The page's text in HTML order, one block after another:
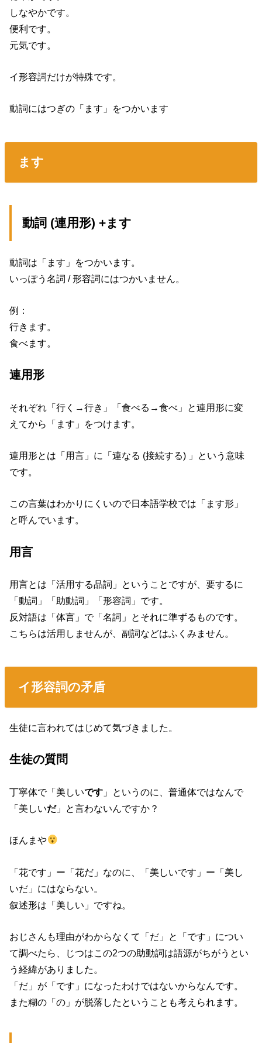
しなやかです。
便利です。
元気です。
イ形容詞だけが特殊です。
動詞にはつぎの「ます」をつかいます
ます
動詞 (連用形) +ます
動詞は「ます」をつかいます。
いっぽう名詞 / 形容詞にはつかいません。
例：
行きます。
食べます。
連用形
それぞれ「行く→行き」「食べる→食べ」と連用形に変
えてから「ます」をつけます。
連用形とは「用言」に「連なる (接続する) 」という意味
です。
この言葉はわかりにくいので日本語学校では「ます形」
と呼んでいます。
用言
用言とは「活用する品詞」ということですが、要するに
「動詞」「助動詞」「形容詞」です。
反対語は「体言」で「名詞」とそれに準ずるものです。
こちらは活用しませんが、副詞などはふくみません。
イ形容詞の矛盾
生徒に言われてはじめて気づきました。
生徒の質問
丁寧体で「美しいです 」というのに、普通体ではなんで
「美しいだ」と言わないんですか？
ほんまや
「花です」ー「花だ」なのに、「美しいです」ー「美し
いだ」にはならない。
叙述形は「美しい」ですね。
おじさんも理由がわからなくて「だ」と「です」につい
て調べたら、じつはこの2つの助動詞は語源がちがうとい
う経緯がありました。
「だ」が「です」になったわけではないからなんです。
また糊の「の」が脱落したということも考えられます。